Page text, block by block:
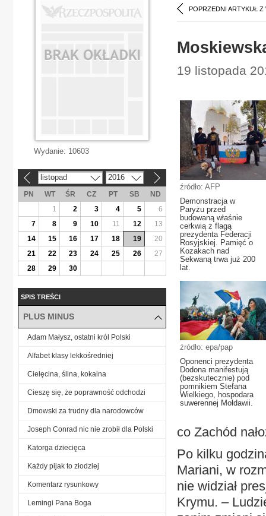
POPRZEDNI ARTYKUŁ Z
19 listopada
źródło: AFP
Demonstracja w
Paryżu przed
budowaną właśnie
cerkwią z flagą
prezydenta Federacji
Rosyjskiej. Pamięć o
Kozakach nad
Sekwaną trwa już 200
lat.
źródło: epa/pap
Oponenci prezydenta
Dodona manifestują
(bezskutecznie) pod
pomnikiem Stefana
Wielkiego, hospodara
suwerennej Mołdawii.
co Zachód
Po kilku
Mariani, w
nie widział
Krymu. –
Wydanie: 10603
listopad 2016
PN WT ŚR CZ PT SB
ND
1
2 3 4 5
6
7
8 9 10 11 12
13
14
15 16 17 18 19
20
21
22 23 24 25 26
27
28
29 30
SPIS TREŚCI
PLUS MINUS
Adam Małysz, ostatni król Polski
Alfabet klasy lekkośredniej
Cielęcina, ślina, kokaina
Cieszę się, że poprawność odchodzi
Dmowski za trudny dla narodowców
Joseph Conrad nic nie zrobił dla Polski
Katorga dziecięca
Każdy pijak to złodziej
Komentarz rysunkowy
Lemingi Pana Boga